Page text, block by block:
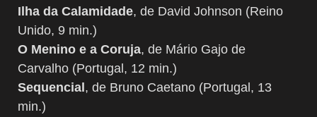
Ilha da Calamidade, de David Johnson (Reino
Unido, 9 min.)
O Menino e a Coruja, de Mário Gajo de
Carvalho (Portugal, 12 min.)
Sequencial, de Bruno Caetano (Portugal, 13
min.)